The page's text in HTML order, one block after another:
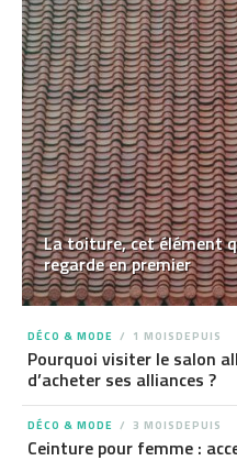
La toiture, cet élément
regarde en premier
DÉCO & MODE 1 MOISDEPUIS
Pourquoi visiter le salon
d’acheter ses alliances ?
DÉCO & MODE 3 MOISDEPUIS
Ceinture pour femme :